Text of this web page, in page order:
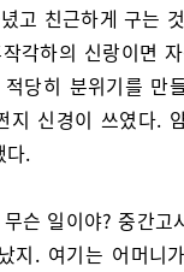
고 친근하게 구는
각하의 신랑이면
당히 분위기를 만
지 신경이 쓰였다.
다.
슨 일이야? 중간고
지. 여기는 어머니